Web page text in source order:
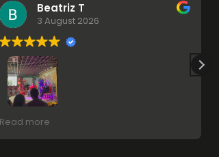
Beatriz T
3 August 2026
Espectacular
Read more